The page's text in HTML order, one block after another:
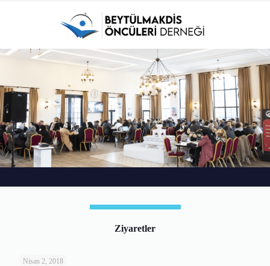
Ziyaretler
Nisan 2, 2018